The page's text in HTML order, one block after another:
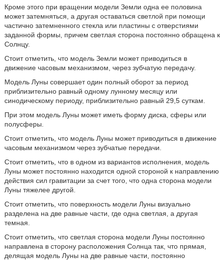
Кроме этого при вращении модели Земли одна ее половина
может затемняться, а другая оставаться светлой при помощи
частично затемненного стекла или пластины с отверстиями
заданной формы, причем светлая сторона постоянно обращена к
Солнцу.
Стоит отметить, что модель Земли может приводиться в
движение часовым механизмом, через зубчатую передачу.
Модель Луны совершает один полный оборот за период
приблизительно равный одному лунному месяцу или
синодическому периоду, приблизительно равный 29,5 суткам.
При этом модель Луны может иметь форму диска, сферы или
полусферы.
Стоит отметить, что модель Луны может приводиться в движение
часовым механизмом через зубчатые передачи.
Стоит отметить, что в одном из вариантов исполнения, модель
Луны может постоянно находится одной стороной к направлению
действия сил гравитации за счет того, что одна сторона модели
Луны тяжелее другой.
Стоит отметить, что поверхность модели Луны визуально
разделена на две равные части, где одна светлая, а другая
темная.
Стоит отметить, что светлая сторона модели Луны постоянно
направлена в сторону расположения Солнца так, что прямая,
делящая модель Луны на две равные части, постоянно